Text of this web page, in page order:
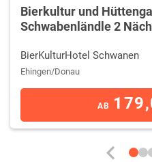
Pferd laden die weite Landschaft,
Streuobstwiesen und duftenden
ehemaligen Truppenübungsplatz.
Mobilitätszentrum Münsingen E-
Navigationsgeräten, mit denen
Biosphärengebiet erkunden
Im Winter lässt sich die Natur
Kanufahren ein. Speziell für den
Bierkultur und
Schwabenländle 2
BierKulturHotel Schwanen
Ehingen/Donau
AB